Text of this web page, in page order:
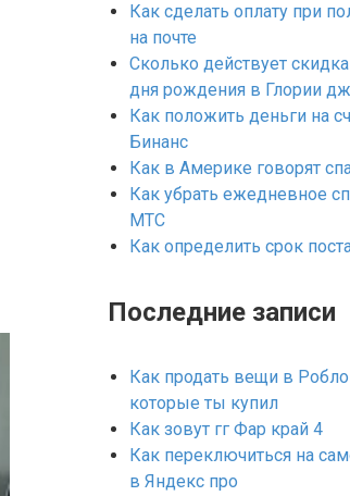
Как сделать оплату при
на почте
Сколько действует
дня рождения в Глории
Как положить деньги на
Бинанс
Как в Америке говорят
Как убрать ежедневное
МТС
Как определить срок
Последние записи
Как продать вещи в
которые ты купил
Как зовут гг Фар край 4
Как переключиться на
в Яндекс про